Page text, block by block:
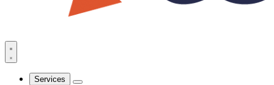
Services